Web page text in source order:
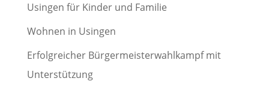
Usingen für Kinder und Familie
Wohnen in Usingen
Erfolgreicher Bürgermeisterwahlkampf mit
Unterstützung